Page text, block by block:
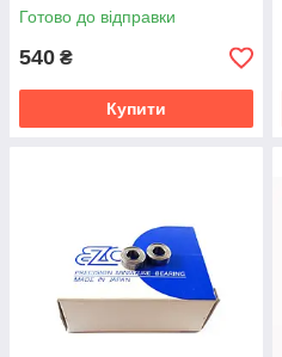
Готово до відправки
540 ₴
Купити